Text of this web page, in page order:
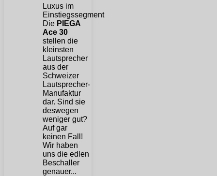
Die PIEGA
Ace 30
stellen die
kleinsten
Lautsprecher
aus der
Schweizer
Lautsprecher-
Manufaktur
dar. Sind sie
deswegen
weniger gut?
Auf gar
keinen Fall!
Wir haben
uns die edlen
Beschaller
genauer...